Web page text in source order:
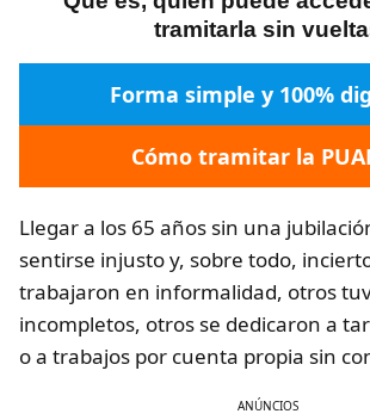
tramitarla sin
Forma simple y 100%
Cómo tramitar la
Llegar a los 65 años sin una
sentirse injusto y, sobre todo,
trabajaron en informalidad, otros
incompletos, otros se dedicaron a
o a trabajos por cuenta propia sin
ANÚNCIOS